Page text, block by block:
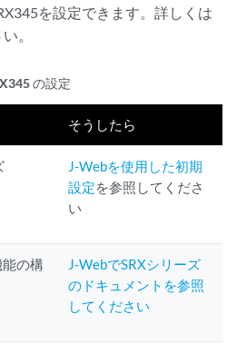
を設定できます。詳しくは
。
の設定
そうしたら
J-Webを使用した初期
設定を参照してくださ
い
の構
J-WebでSRXシリーズ
のドキュメントを参照
してください